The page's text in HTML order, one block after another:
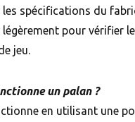
les spécifications du
légèrement pour vérifier
jeu.
un palan ?
en utilisant une